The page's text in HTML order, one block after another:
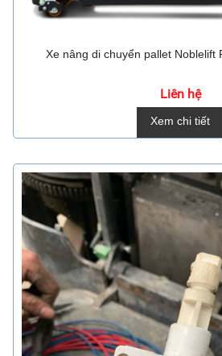
Xe nâng di chuyển pallet Noblelift
Liên hệ
Xem chi tiết